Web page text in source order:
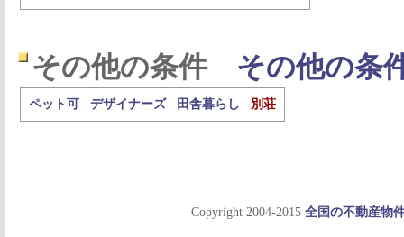
その他の条件 その他の条
ペット可 デザイナーズ 田舎暮らし 別荘
Copyright 2004-2015 全国の不動産物